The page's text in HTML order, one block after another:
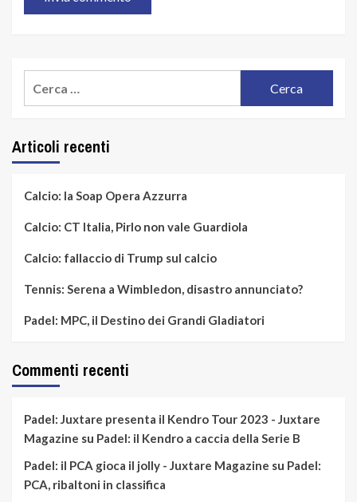
Articoli recenti
Calcio: la Soap Opera Azzurra
Calcio: CT Italia, Pirlo non vale Guardiola
Calcio: fallaccio di Trump sul calcio
Tennis: Serena a Wimbledon, disastro annunciato?
Padel: MPC, il Destino dei Grandi Gladiatori
Commenti recenti
Padel: Juxtare presenta il Kendro Tour 2023 - Juxtare
Magazine su Padel: il Kendro a caccia della Serie B
Padel: il PCA gioca il jolly - Juxtare Magazine su Padel:
PCA, ribaltoni in classifica